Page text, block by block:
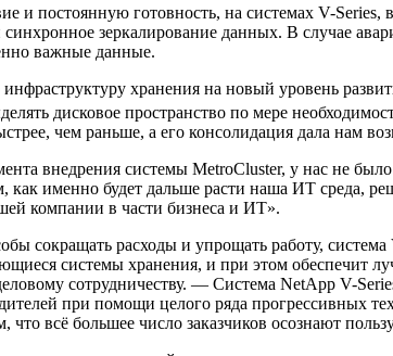
и постоянную готовность, на системах V-
зеркалирование данных. В случае
важные данные.
хранения на новый уровень
дисковое пространство по мере
чем раньше, а его консолидация дала
внедрения системы MetroCluster, у нас не
именно будет дальше расти наша ИТ среда,
компании в части бизнеса и ИТ».
сокращать расходы и упрощать работу,
системы хранения, и при этом
сотрудничеству. — Система NetApp V-
при помощи целого ряда прогрессивных
что всё большее число заказчиков осознают